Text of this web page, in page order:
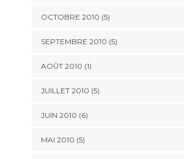
OCTOBRE 2010 (5)
SEPTEMBRE 2010 (5)
AOÛT 2010 (1)
JUILLET 2010 (5)
JUIN 2010 (6)
MAI 2010 (5)